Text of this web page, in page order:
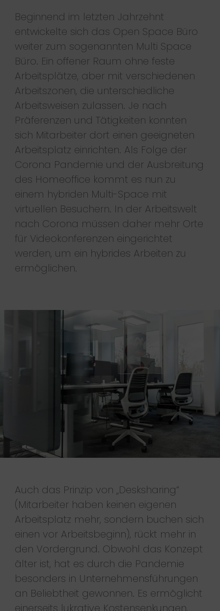
Beginnend im letzten Jahrzehnt
entwickelte sich das Open Space Büro
weiter zum sogenannten Multi Space
Büro. Ein offener Raum ohne feste
Arbeitsplätze, aber mit verschiedenen
Arbeitszonen, die unterschiedliche
Arbeitsweisen zulassen. Je nach
Präferenzen und Tätigkeiten konnten
sich Mitarbeiter dort einen geeigneten
Arbeitsplatz einrichten. Als Folge der
Corona Pandemie und der Ausbreitung
des Homeoffice kommt es nun zu
einem hybriden Multi-Space mit
virtuellen Besuchern. In der Arbeitswelt
nach Corona müssen daher mehr Orte
für Videokonferenzen eingerichtet
werden, um ein hybrides Arbeiten zu
ermöglichen.
Auch das Prinzip von „Desksharing“
(Mitarbeiter haben keinen eigenen
Arbeitsplatz mehr, sondern buchen sich
einen vor Arbeitsbeginn), rückt mehr in
den Vordergrund. Obwohl das Konzept
älter ist, hat es durch die Pandemie
besonders in Unternehmensführungen
an Beliebtheit gewonnen. Es ermöglicht
einerseits lukrative Kostensenkungen,